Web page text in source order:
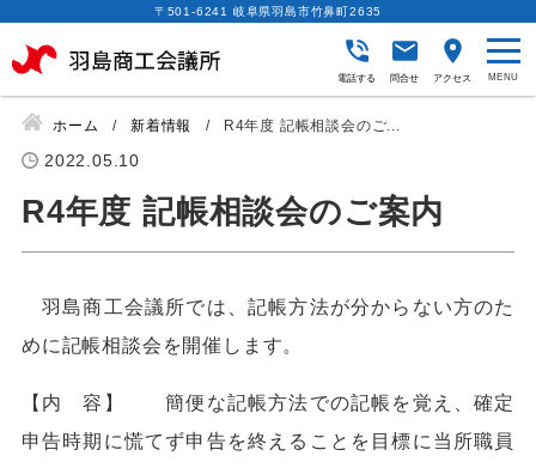
〒501-6241 岐阜県羽島市竹鼻町2635
電話する 問合せ アクセス
ホーム 新着情報 R4年度 記帳相談会のご...
2022.05.10
R4年度 記帳相談会のご案内
羽島商工会議所では、記帳方法が分からない方のた
めに記帳相談会を開催します。
【内 容】 簡便な記帳方法での記帳を覚え、確定
申告時期に慌てず申告を終えることを目標に当所職員